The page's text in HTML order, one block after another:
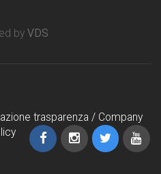
by VDS
trasparenza / Company